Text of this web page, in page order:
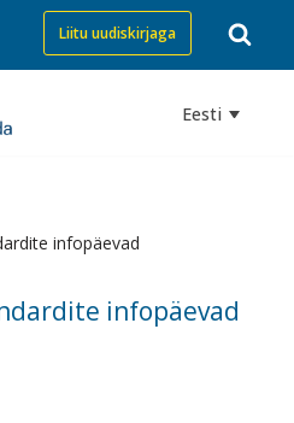
Liitu uudiskirjaga
Eesti
infopäevad
infopäevad